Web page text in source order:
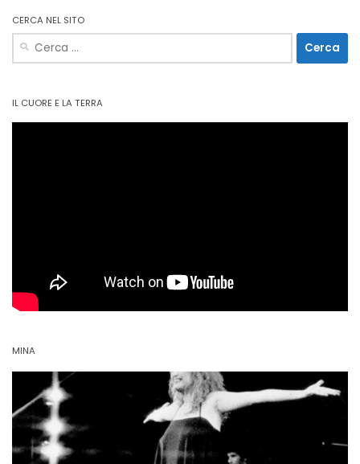
CERCA NEL SITO
Ricerca
per:
IL CUORE E LA TERRA
MINA